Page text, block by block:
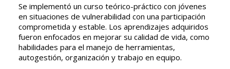
Se implementó un curso teórico-práctico con jóvenes
en situaciones de vulnerabilidad con una participación
comprometida y estable. Los aprendizajes adquiridos
fueron enfocados en mejorar su calidad de vida, como
habilidades para el manejo de herramientas,
autogestión, organización y trabajo en equipo.